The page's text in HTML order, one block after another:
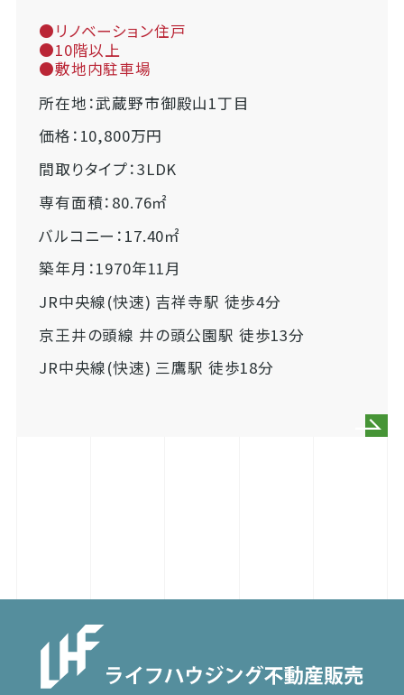
●リノベーション住戸
●10階以上
●敷地内駐車場
所在地：武蔵野市御殿山1丁目
価格：10,800万円
間取りタイプ：3LDK
専有面積：80.76㎡
バルコニー：17.40㎡
築年月：1970年11月
JR中央線(快速) 吉祥寺駅 徒歩4分
京王井の頭線 井の頭公園駅 徒歩13分
JR中央線(快速) 三鷹駅 徒歩18分